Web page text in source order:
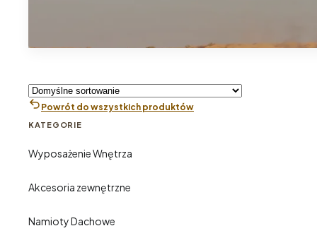
Powrót do wszystkich produktów
KATEGORIE
Wyposażenie Wnętrza
Akcesoria zewnętrzne
Namioty Dachowe